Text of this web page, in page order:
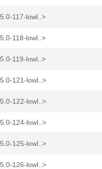
117-lowl..>
118-lowl..>
119-lowl..>
121-lowl..>
122-lowl..>
124-lowl..>
125-lowl..>
126-lowl..>